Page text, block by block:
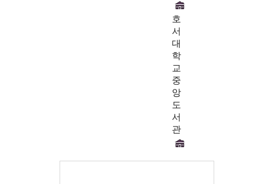
호
서
대
학
교
중
앙
도
서
관